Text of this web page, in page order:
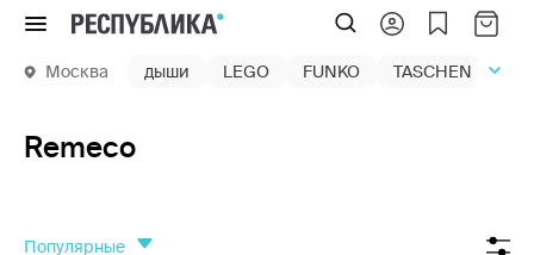
Меню
Москва дыши LEGO FUNKO TASCHEN
Remeco
популярные